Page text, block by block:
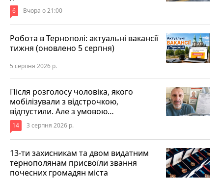
6 Вчора о 21:00
Робота в Тернополі: актуальні вакансії
тижня (оновлено 5 серпня)
5 серпня 2026 р.
Після розголосу чоловіка, якого
мобілізували з відстрочкою,
відпустили. Але з умовою…
14 3 серпня 2026 р.
13-ти захисникам та двом видатним
тернополянам присвоїли звання
почесних громадян міста